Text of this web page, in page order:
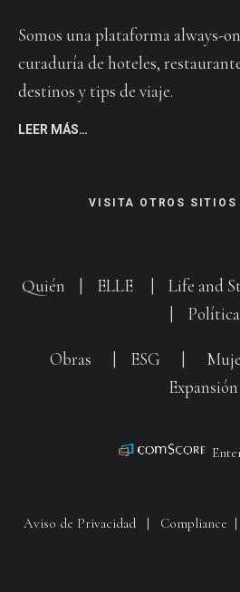
Somos una plataforma always-
curaduría de hoteles,
destinos y tips de viaje.
LEER MÁS…
VISITA OTROS SITIOS
Quién ELLE Life and
Política
Obras ESG
Expansión
Aviso de Privacidad| Compliance